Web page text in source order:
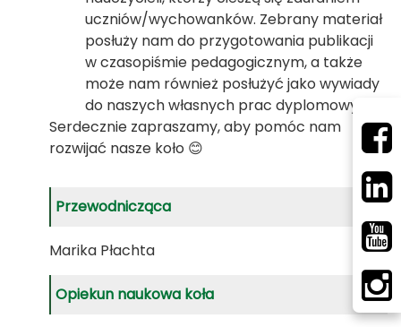
uczniów/wychowanków. Zebrany materiał
posłuży nam do przygotowania publikacji
w czasopiśmie pedagogicznym, a także
może nam również posłużyć jako wywiady
do naszych własnych prac dyplomowych.
Serdecznie zapraszamy, aby pomóc nam
rozwijać nasze koło 😊
Przewodnicząca
Marika Płachta
Opiekun naukowa koła